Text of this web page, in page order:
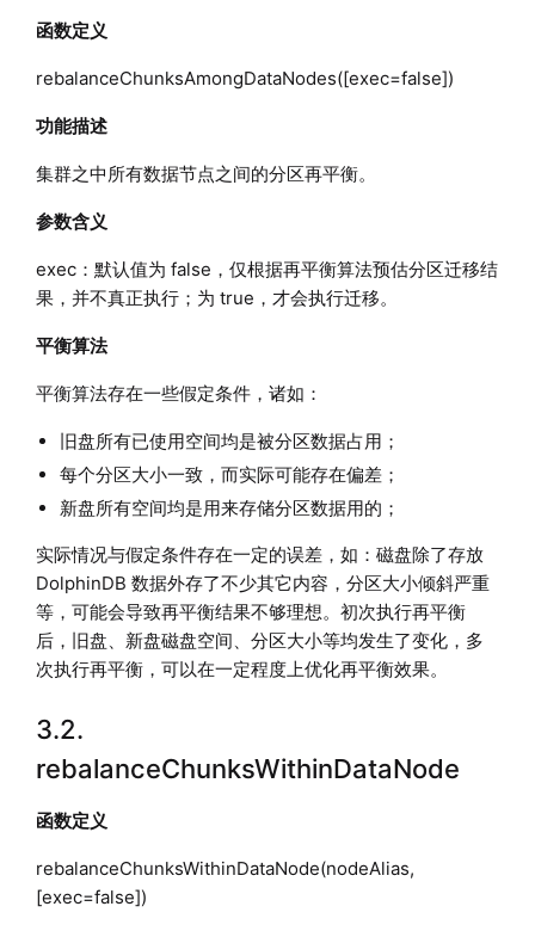
函数定义
rebalanceChunksAmongDataNodes([exec=false])
功能描述
集群之中所有数据节点之间的分区再平衡。
参数含义
exec：默认值为 false，仅根据再平衡算法预估分区迁移结
果，并不真正执行；为 true，才会执行迁移。
平衡算法
平衡算法存在一些假定条件，诸如：
旧盘所有已使用空间均是被分区数据占用；
每个分区大小一致，而实际可能存在偏差；
新盘所有空间均是用来存储分区数据用的；
实际情况与假定条件存在一定的误差，如：磁盘除了存放
DolphinDB 数据外存了不少其它内容，分区大小倾斜严重
等，可能会导致再平衡结果不够理想。初次执行再平衡
后，旧盘、新盘磁盘空间、分区大小等均发生了变化，多
次执行再平衡，可以在一定程度上优化再平衡效果。
3.2.
rebalanceChunksWithinDataNode
函数定义
rebalanceChunksWithinDataNode(nodeAlias,
[exec=false])